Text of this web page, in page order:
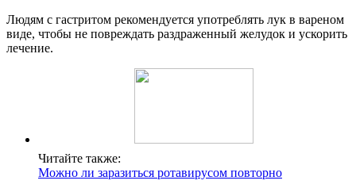
Людям с гастритом рекомендуется употреблять лук в вареном
виде, чтобы не повреждать раздраженный желудок и ускорить
лечение.
Читайте также:
Можно ли заразиться ротавирусом повторно